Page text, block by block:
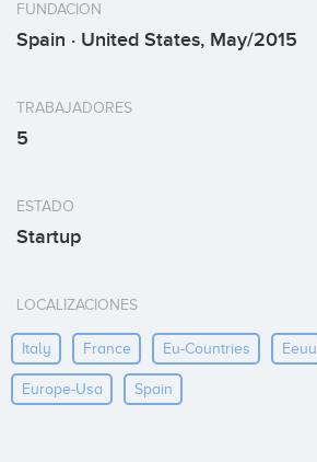
FUNDACION
Spain · United States, May/2015
TRABAJADORES
5
ESTADO
Startup
LOCALIZACIONES
Italy France Eu-Countries Eeuu
Europe-Usa Spain